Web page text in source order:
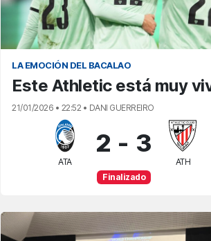
LA EMOCIÓN DEL BACALAO
Este Athletic está muy
21/01/2026 • 22:52 • DANI GUERREIRO
ATA
2 - 3
ATH
Finalizado